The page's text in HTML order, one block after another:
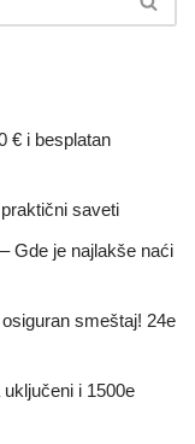
€ i besplatan
saveti
Gde je najlakše naći
smeštaj! 24e
i 1500e